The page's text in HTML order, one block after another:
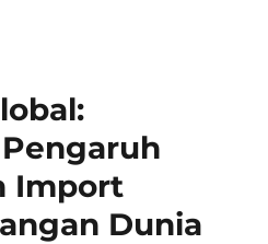
Import
Dunia